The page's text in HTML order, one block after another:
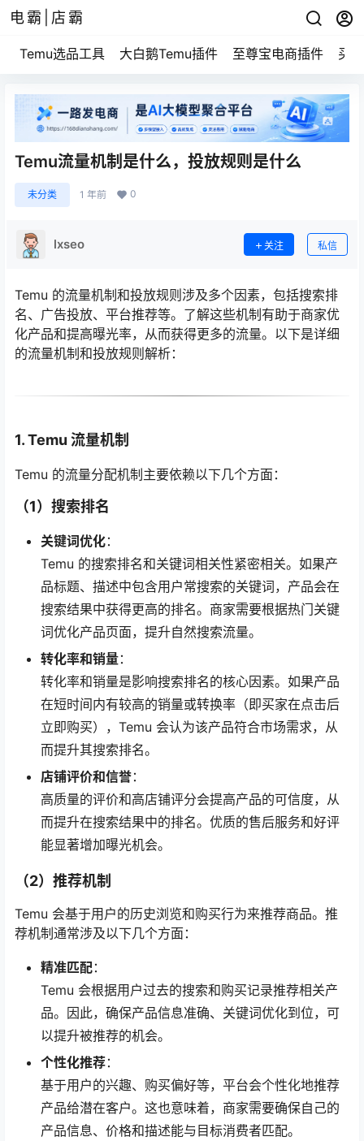
电霸|店霸
Temu选品工具 大白鹅Temu插件 至尊宝电商插件 买
Temu流量机制是什么，投放规则是什么
未分类 1 年前 0
lxseo 关注 私信
Temu 的流量机制和投放规则涉及多个因素，包括搜索排
名、广告投放、平台推荐等。了解这些机制有助于商家优
化产品和提高曝光率，从而获得更多的流量。以下是详细
的流量机制和投放规则解析：
1. Temu 流量机制
Temu 的流量分配机制主要依赖以下几个方面：
（1）搜索排名
关键词优化：
Temu 的搜索排名和关键词相关性紧密相关。如果产
品标题、描述中包含用户常搜索的关键词，产品会在
搜索结果中获得更高的排名。商家需要根据热门关键
词优化产品页面，提升自然搜索流量。
转化率和销量：
转化率和销量是影响搜索排名的核心因素。如果产品
在短时间内有较高的销量或转换率（即买家在点击后
立即购买），Temu 会认为该产品符合市场需求，从
而提升其搜索排名。
店铺评价和信誉：
高质量的评价和高店铺评分会提高产品的可信度，从
而提升在搜索结果中的排名。优质的售后服务和好评
能显著增加曝光机会。
（2）推荐机制
Temu 会基于用户的历史浏览和购买行为来推荐商品。推
荐机制通常涉及以下几个方面：
精准匹配：
Temu 会根据用户过去的搜索和购买记录推荐相关产
品。因此，确保产品信息准确、关键词优化到位，可
以提升被推荐的机会。
个性化推荐：
基于用户的兴趣、购买偏好等，平台会个性化地推荐
产品给潜在客户。这也意味着，商家需要确保自己的
产品信息、价格和描述能与目标消费者匹配。